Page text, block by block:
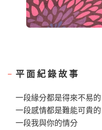
平面紀錄故事
一段緣分都是得來不易的
一段感情都是難能可貴的
一段我與你的情分